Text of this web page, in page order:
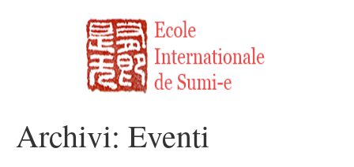
Archivi: Eventi